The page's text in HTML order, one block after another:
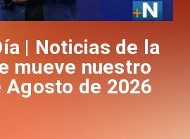
| Noticias de la
mueve nuestro
de 2026